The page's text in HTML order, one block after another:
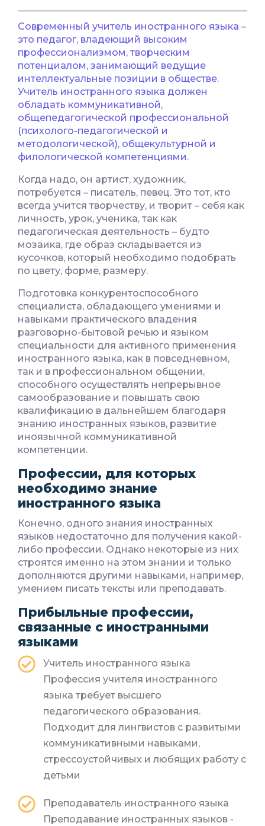
Современный учитель иностранного языка –
это педагог, владеющий высоким
профессионализмом, творческим
потенциалом, занимающий ведущие
интеллектуальные позиции в обществе.
Учитель иностранного языка должен
обладать коммуникативной,
общепедагогической профессиональной
(психолого-педагогической и
методологической), общекультурной и
филологической компетенциями.
Когда надо, он артист, художник,
потребуется – писатель, певец. Это тот, кто
всегда учится творчеству, и творит – себя как
личность, урок, ученика, так как
педагогическая деятельность – будто
мозаика, где образ складывается из
кусочков, который необходимо подобрать
по цвету, форме, размеру.
Подготовка конкурентоспособного
специалиста, обладающего умениями и
навыками практического владения
разговорно-бытовой речью и языком
специальности для активного применения
иностранного языка, как в повседневном,
так и в профессиональном общении,
способного осуществлять непрерывное
самообразование и повышать свою
квалификацию в дальнейшем благодаря
знанию иностранных языков, развитие
иноязычной коммуникативной
компетенции.
Профессии, для которых
необходимо знание
иностранного языка
Конечно, одного знания иностранных
языков недостаточно для получения какой-
либо профессии. Однако некоторые из них
строятся именно на этом знании и только
дополняются другими навыками, например,
умением писать тексты или преподавать.
Прибыльные профессии,
связанные с иностранными
языками
Учитель иностранного языка
Профессия учителя иностранного
языка требует высшего
педагогического образования.
Подходит для лингвистов с развитыми
коммуникативными навыками,
стрессоустойчивых и любящих работу с
детьми
Преподаватель иностранного языка
Преподавание иностранных языков -